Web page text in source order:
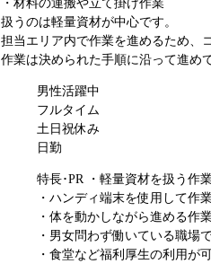
・材料の運搬や立て掛け作業
扱うのは軽量資材が中心です。
担当エリア内で作業を進めるため、
作業は決められた手順に沿って進め
男性活躍中
フルタイム
土日祝休み
日勤
特長･PR
・軽量資材を扱う作
・ハンディ端末を使用して作
・体を動かしながら進める作
・男女問わず働いている職場
・食堂など福利厚生の利用が